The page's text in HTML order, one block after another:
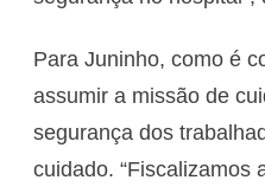
Para Juninho, como é
assumir a missão de
segurança dos
cuidado. “Fiscalizamos